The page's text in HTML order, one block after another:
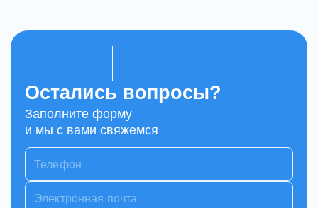
Остались вопросы?
Заполните форму
и мы с вами свяжемся